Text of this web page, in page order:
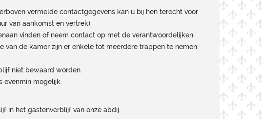
vermelde contactgegevens kan u bij hen terecht voor
van aankomst en vertrek).
vinden of neem contact op met de verantwoordelijken.
van de kamer zijn er enkele tot meerdere trappen te nemen.
niet bewaard worden.
evenmin mogelijk.
in het gastenverblijf van onze abdij.